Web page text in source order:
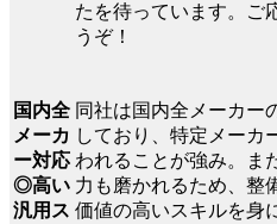
たを待っています。ご
うぞ！
国内全
メーカ
ー対応
◎高い
汎用ス
同社は国内全メーカー
しており、特定メーカ
われることが強み。ま
力も磨かれるため、整
価値の高いスキルを身